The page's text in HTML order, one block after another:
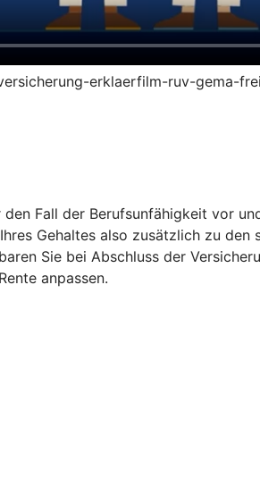
erklaerfilm-ruv-gema-
Fall der Berufsunfähigkeit vor
Gehaltes also zusätzlich zu
Sie bei Abschluss der
anpassen.